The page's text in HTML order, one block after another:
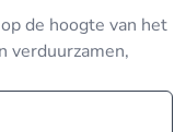
de hoogte van het
verduurzamen,